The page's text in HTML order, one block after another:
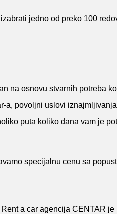
jedno od preko 100
na osnovu stvarnih potreba
a, povoljni uslovi
puta koliko dana vam je
specijalnu cenu sa
a car agencija CENTAR je